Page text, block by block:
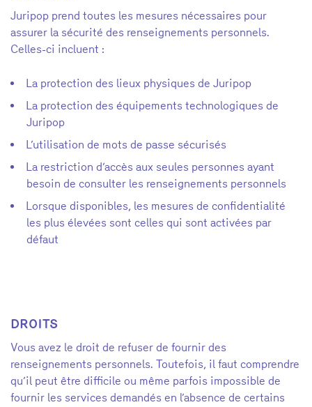
Juripop prend toutes les mesures nécessaires pour
assurer la sécurité des renseignements personnels.
Celles-ci incluent :
La protection des lieux physiques de Juripop
La protection des équipements technologiques de
Juripop
L’utilisation de mots de passe sécurisés
La restriction d’accès aux seules personnes ayant
besoin de consulter les renseignements personnels
Lorsque disponibles, les mesures de confidentialité
les plus élevées sont celles qui sont activées par
défaut
DROITS
Vous avez le droit de refuser de fournir des
renseignements personnels. Toutefois, il faut comprendre
qu’il peut être difficile ou même parfois impossible de
fournir les services demandés en l’absence de certains